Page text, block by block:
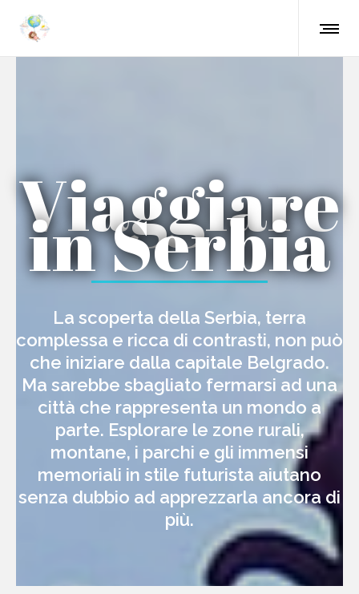
Viaggiare
in Serbia
La scoperta della Serbia, terra
complessa e ricca di contrasti, non può
che iniziare dalla capitale Belgrado.
Ma sarebbe sbagliato fermarsi ad una
città che rappresenta un mondo a
parte. Esplorare le zone rurali,
montane, i parchi e gli immensi
memoriali in stile futurista aiutano
senza dubbio ad apprezzarla ancora di
più.